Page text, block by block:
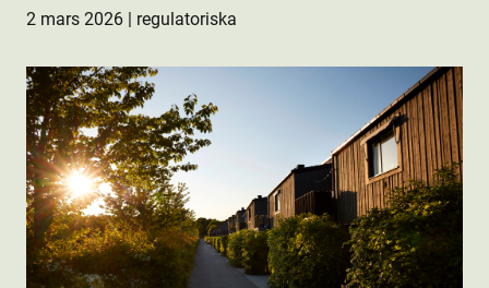
2 mars 2026 | regulatoriska